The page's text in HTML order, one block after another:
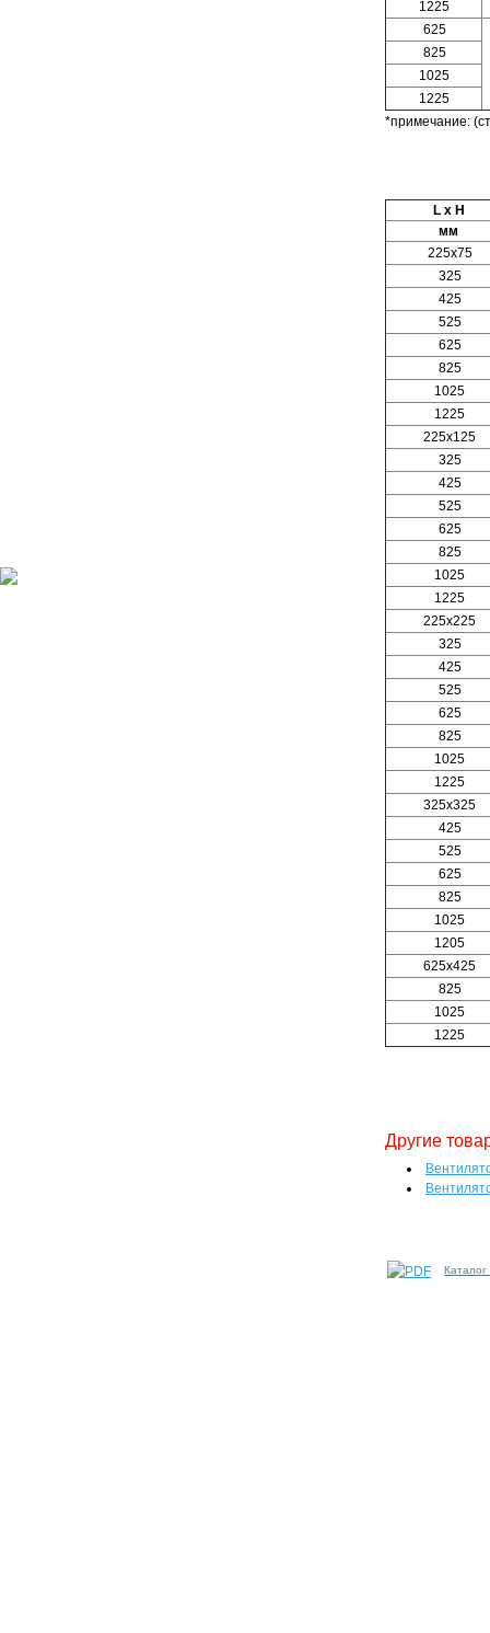
1225
625
825
1025
1225
*примечание:
L x H
мм
225x75
325
425
525
625
825
1025
1225
225x125
325
425
525
625
825
1025
1225
225x225
325
425
525
625
825
1025
1225
325x325
425
525
625
825
1025
1205
625x425
825
1025
1225
Другие